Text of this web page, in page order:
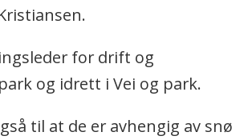
for drift og
og idrett i Vei og park.
til at de er avhengig av snø